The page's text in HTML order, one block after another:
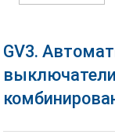
GV3.